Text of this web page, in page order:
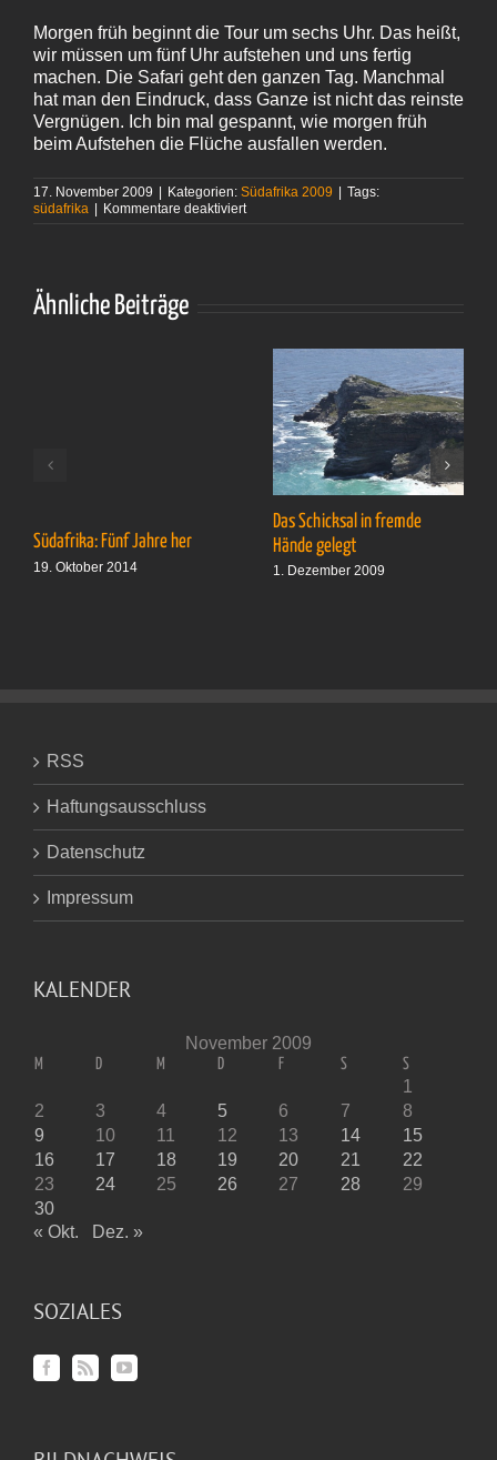
Morgen früh beginnt die Tour um sechs Uhr. Das heißt,
wir müssen um fünf Uhr aufstehen und uns fertig
machen. Die Safari geht den ganzen Tag. Manchmal
hat man den Eindruck, dass Ganze ist nicht das reinste
Vergnügen. Ich bin mal gespannt, wie morgen früh
beim Aufstehen die Flüche ausfallen werden.
17. November 2009 Kategorien: Südafrika 2009
Tags:
südafrika
Kommentare deaktiviertfür
Ähnliche Beiträge
Südafrika: Fünf Jahre her
19. Oktober 2014
Das Schicksal in fremde
Hände gelegt
1. Dezember 2009
RSS
Haftungsausschluss
Datenschutz
Impressum
KALENDER
November 2009
M D M D F S S
1
2
3 4 5 6 7
8
9
10 11 12 13 14
15
16
17 18 19 20 21
22
23
24 25 26 27 28
29
30
« Okt.
Dez. »
SOZIALES